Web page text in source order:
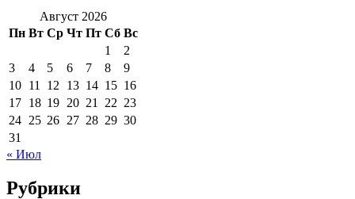
Август 2026
Пн Вт Ср Чт Пт Сб Вс
1
2
3
4 5 6 7 8
9
10 11 12 13 14 15 16
17 18 19 20 21 22 23
24 25 26 27 28 29 30
31
« Июл
Рубрики